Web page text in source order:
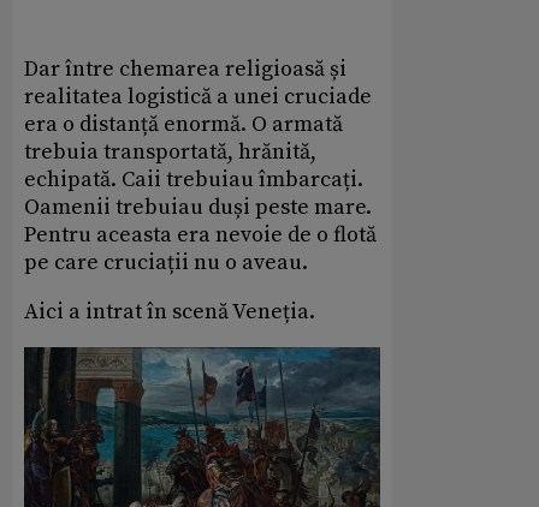
Dar între chemarea religioasă și
realitatea logistică a unei cruciade
era o distanță enormă. O armată
trebuia transportată, hrănită,
echipată. Caii trebuiau îmbarcați.
Oamenii trebuiau duși peste mare.
Pentru aceasta era nevoie de o flotă
pe care cruciații nu o aveau.
Aici a intrat în scenă Veneția.